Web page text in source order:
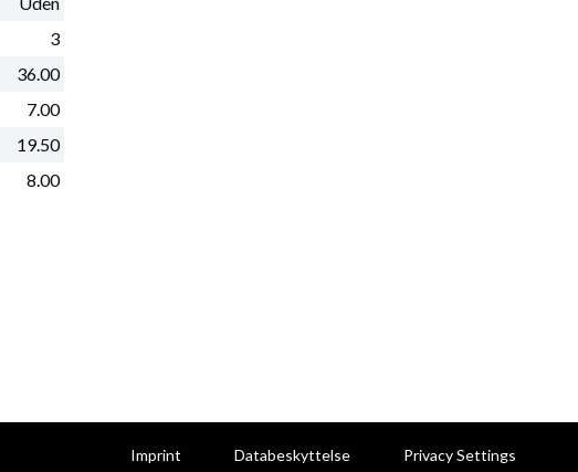
3
36.00
7.00
19.50
8.00
Imprint Databeskyttelse Privacy Settings